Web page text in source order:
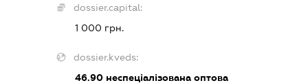
dossier.capital:
1 000 грн.
dossier.kveds:
46.90неспеціалізована оптова